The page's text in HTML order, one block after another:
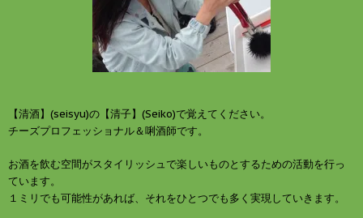
【清酒】(seisyu)の【清子】(Seiko)で覚えてください。
チーズプロフェッショナル＆唎酒師です。
お酒を飲む空間がスタイリッシュで楽しいものとするための活動を行っ
ています。
１ミリでも可能性があれば、それをひとつでも多く実現していきます。